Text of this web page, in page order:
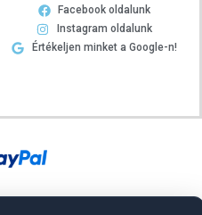
Facebook oldalunk
Instagram oldalunk
Értékeljen minket a Google-n!